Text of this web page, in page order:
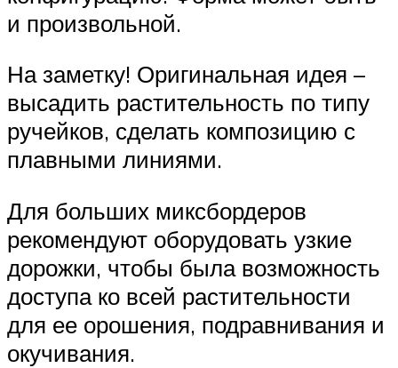
и произвольной.
На заметку! Оригинальная идея –
высадить растительность по типу
ручейков, сделать композицию с
плавными линиями.
Для больших миксбордеров
рекомендуют оборудовать узкие
дорожки, чтобы была возможность
доступа ко всей растительности
для ее орошения, подравнивания и
окучивания.